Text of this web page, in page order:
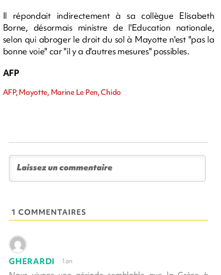
Il répondait indirectement à sa collègue Elisabeth
Borne, désormais ministre de l'Education nationale,
selon qui abroger le droit du sol à Mayotte n'est "pas la
bonne voie" car "il y a d'autres mesures" possibles.
AFP
AFP, Mayotte, Marine Le Pen, Chido
1 COMMENTAIRES
GHERARDI 1 an